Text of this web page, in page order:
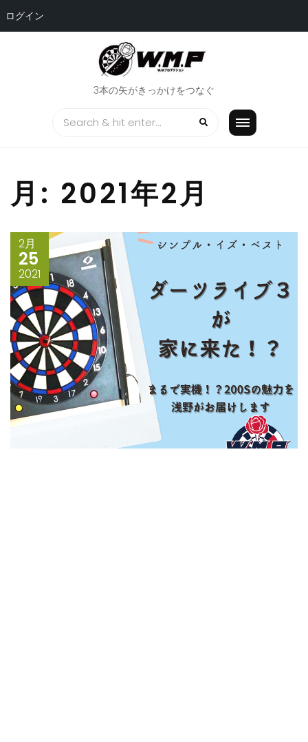
ログイン
3本の矢がきっかけをつなぐ
月: 2021年2月
2月
25
2021